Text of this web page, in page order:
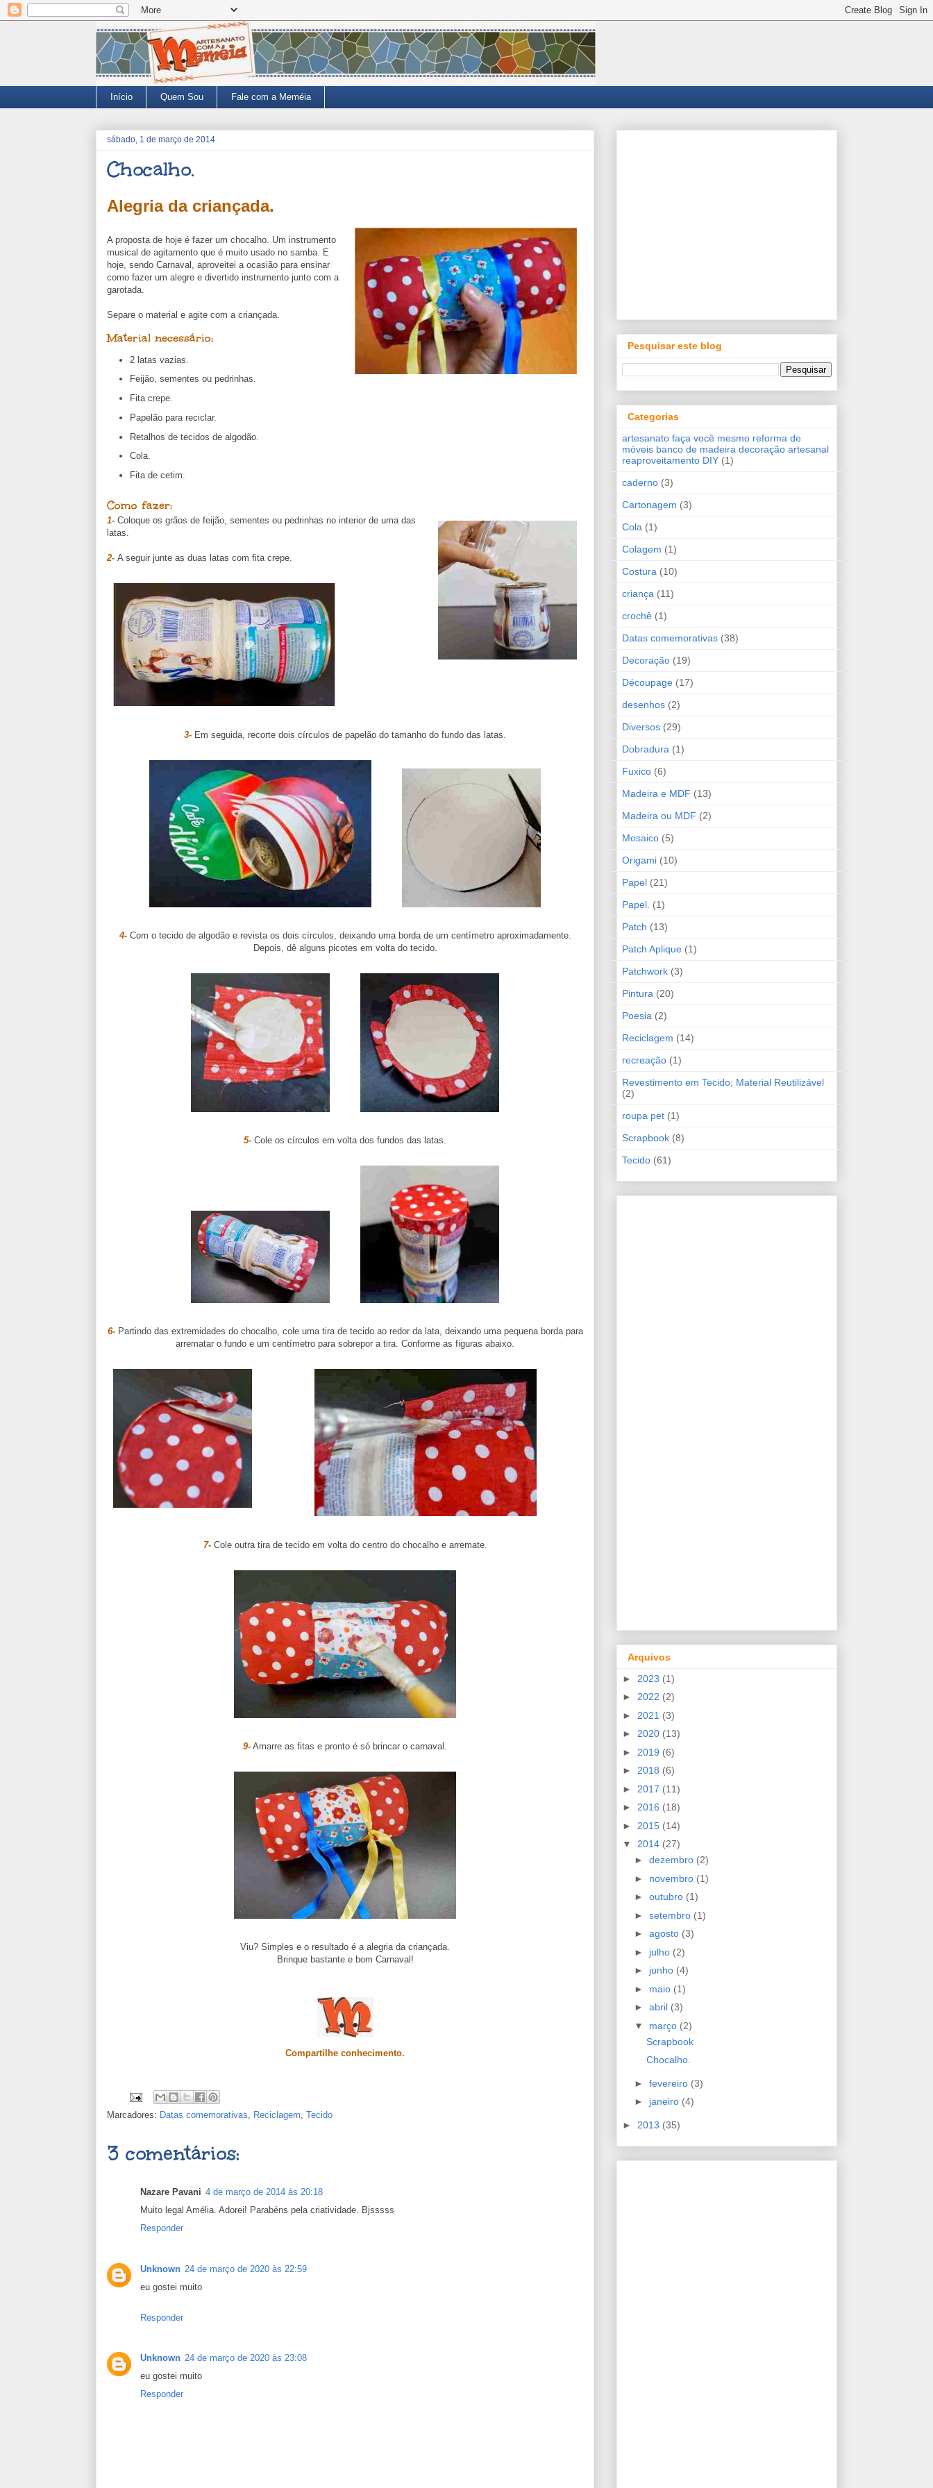
Início Quem Sou Fale com a Meméia
sábado, 1 de março de 2014
Chocalho.
Alegria da criançada.
A proposta de hoje é fazer um chocalho. Um instrumento
musical de agitamento que é muito usado no samba. E
hoje, sendo Carnaval, aproveitei a ocasião para ensinar
como fazer um alegre e divertido instrumento junto com a
garotada.
Separe o material e agite com a criançada.
Material necessário:
2 latas vazias.
Feijão, sementes ou pedrinhas.
Fita crepe.
Papelão para reciclar.
Retalhos de tecidos de algodão.
Cola.
Fita de cetim.
Como fazer:
1- Coloque os grãos de feijão, sementes ou pedrinhas no interior de uma das
latas.
2- A seguir junte as duas latas com fita crepe.
3- Em seguida, recorte dois círculos de papelão do tamanho do fundo das latas.
4-Com o tecido de algodão e revista os dois círculos, deixando uma borda de um centímetro aproximadamente.
Depois, dê alguns picotes em volta do tecido.
5- Cole os círculos em volta dos fundos das latas.
6- Partindo das extremidades do chocalho, cole uma tira de tecido ao redor da lata, deixando uma pequena borda para
arrematar o fundo e um centímetro para sobrepor a tira. Conforme as figuras abaixo.
7-Cole outra tira de tecido em volta do centro do chocalho e arremate.
9- Amarre as fitas e pronto é só brincar o carnaval.
Viu? Simples e o resultado é a alegria da criançada.
Brinque bastante e bom Carnaval!
Compartilhe conhecimento.
Marcadores: Datas comemorativas, Reciclagem, Tecido
3 comentários:
Nazare Pavani 4 de março de 2014 às 20:18
Muito legal Amélia. Adorei! Parabéns pela criatividade. Bjsssss
Responder
Unknown 24 de março de 2020 às 22:59
eu gostei muito
Responder
Unknown 24 de março de 2020 às 23:08
eu gostei muito
Responder
Pesquisar este blog
Categorias
artesanato faça você mesmo reforma de
móveis banco de madeira decoração artesanal
reaproveitamento DIY (1)
caderno (3)
Cartonagem (3)
Cola (1)
Colagem (1)
Costura (10)
criança (11)
crochê (1)
Datas comemorativas (38)
Decoração (19)
Découpage (17)
desenhos (2)
Diversos (29)
Dobradura (1)
Fuxico (6)
Madeira e MDF (13)
Madeira ou MDF (2)
Mosaico (5)
Origami (10)
Papel (21)
Papel. (1)
Patch (13)
Patch Aplique (1)
Patchwork (3)
Pintura (20)
Poesia (2)
Reciclagem (14)
recreação (1)
Revestimento em Tecido; Material Reutilizável
(2)
roupa pet (1)
Scrapbook (8)
Tecido (61)
Arquivos
► 2023 (1)
► 2022 (2)
► 2021 (3)
► 2020 (13)
► 2019 (6)
► 2018 (6)
► 2017 (11)
► 2016 (18)
► 2015 (14)
▼ 2014 (27)
► dezembro (2)
► novembro (1)
► outubro (1)
► setembro (1)
► agosto (3)
► julho (2)
► junho (4)
► maio (1)
► abril (3)
▼ março (2)
Scrapbook
Chocalho.
► fevereiro (3)
► janeiro (4)
► 2013 (35)